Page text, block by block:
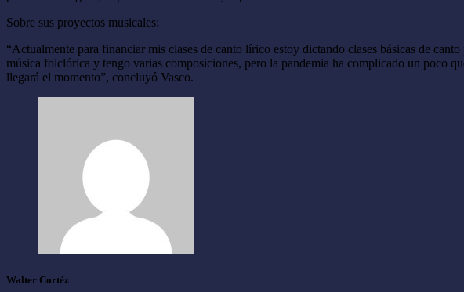
Sobre sus proyectos musicales:
“Actualmente para financiar mis clases de canto lírico estoy dictando clases básicas de
música folclórica y tengo varias composiciones, pero la pandemia ha complicado un poco
llegará el momento”, concluyó Vasco.
Walter Cortéz